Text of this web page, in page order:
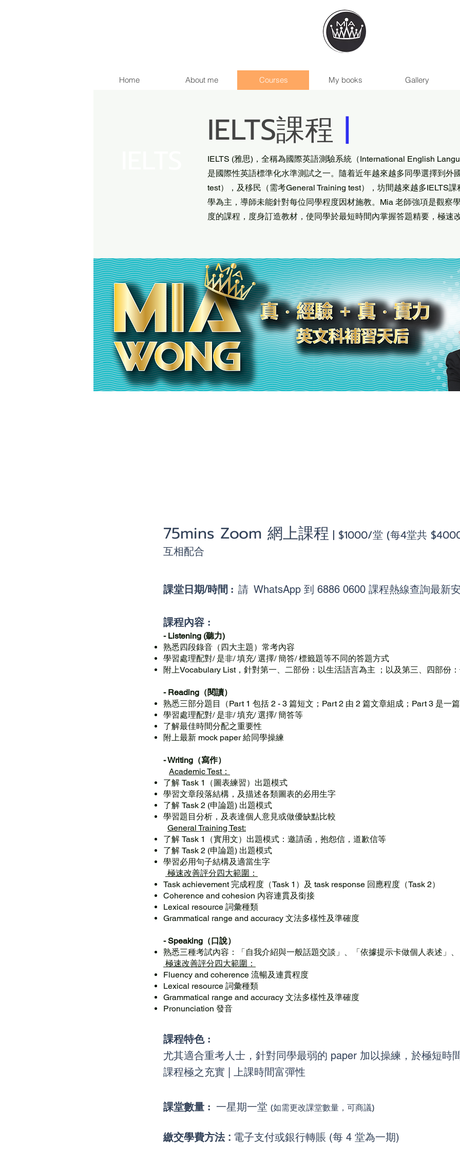
Home About me Courses My books Gallery
IELTS課程 |
IELTS (雅思)，全稱為國際英語測驗系統（International English
是國際性英語標準化水準測試之一。隨着近年越來越多同學選擇到外
test），及移民（需考General Training test），坊間越來越多IELTS
學為主，導師未能針對每位同學程度因材施教。Mia 老師強項是觀察
度的課程，度身訂造教材，使同學於最短時間內掌握答題精要，極速
75mins Zoom 網上課程 | $1000/堂 (每4堂共
互相配合
課堂日期/時間 : 請 WhatsApp 到 6886 0600 課程熱線查詢最新
課程內容 :
- Listening (聽力)
熟悉四段錄音（四大主題）常考內容
學習處理配對/ 是非/ 填充/ 選擇/ 簡答/ 標籤題等不同的答題方式
附上Vocabulary List，針對第一、二部份：以生活語言為主 ；以及第三、四部份
- Reading（閱讀）
熟悉三部分題目（Part 1 包括 2 - 3 篇短文；Part 2 由 2 篇文章組成；Part 3 是一篇
學習處理配對/ 是非/ 填充/ 選擇/ 簡答等
了解最佳時間分配之重要性
附上最新 mock paper 給同學操練
- Writing（寫作）
Academic Test：
了解 Task 1（圖表練習）出題模式
學習文章段落結構，及描述各類圖表的必用生字
了解 Task 2 (申論題) 出題模式
學習題目分析，及表達個人意見或做優缺點比較
General Training Test:
了解 Task 1（實用文）出題模式：邀請函，抱怨信，道歉信等
了解 Task 2 (申論題) 出題模式
學習必用句子結構及適當生字
極速改善評分四大範圍：
Task achievement 完成程度（Task 1）及 task response 回應程度（Task 2）
Coherence and cohesion 內容連貫及銜接
Lexical resource 詞彙種類
Grammatical range and accuracy 文法多樣性及準確度
- Speaking（口說）
熟悉三種考試內容：「自我介紹與一般話題交談」、「依據提示卡做個人表述」、
極速改善評分四大範圍：
Fluency and coherence 流暢及連貫程度
Lexical resource 詞彙種類
Grammatical range and accuracy 文法多樣性及準確度
Pronunciation 發音
課程特色 :
尤其適合重考人士，針對同學最弱的 paper 加以操練，於極短時
課程極之充實 | 上課時間富彈性
課堂數量 : 一星期一堂 (如需更改課堂數量，可商議)
繳交學費方法: 電子支付或銀行轉賬 (每 4 堂為一期)